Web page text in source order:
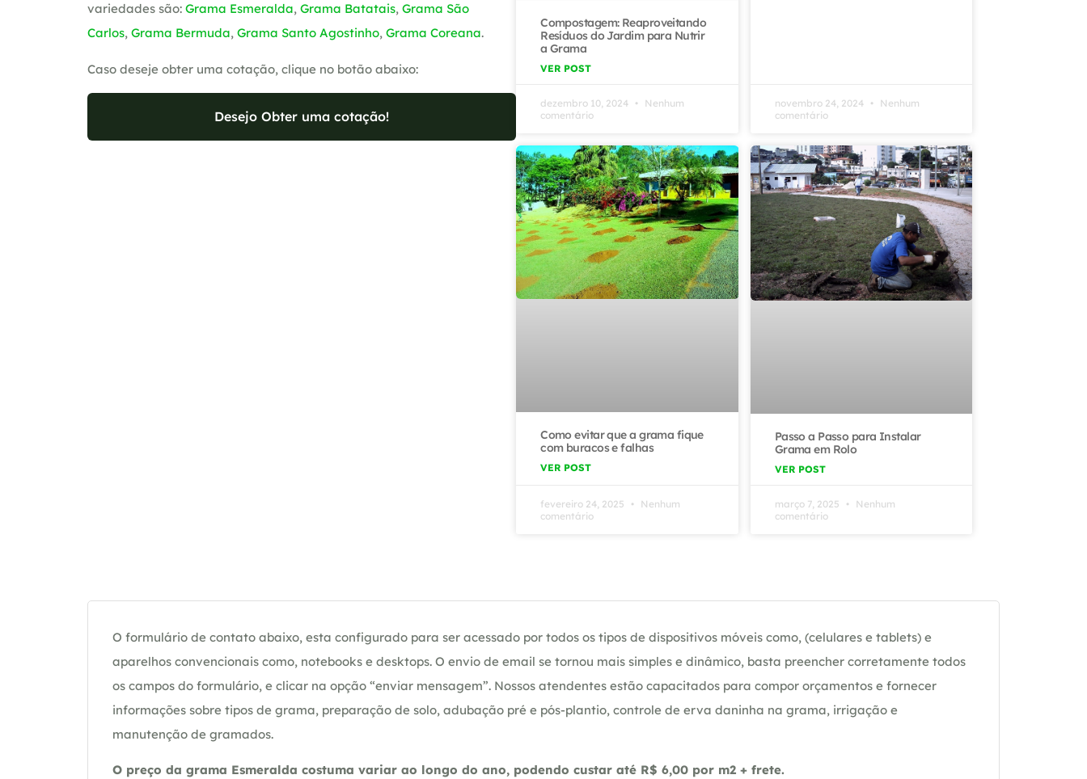
variedades são: Grama Esmeralda, Grama Batatais, Grama São
Carlos, Grama Bermuda, Grama Santo Agostinho, Grama Coreana.
Caso deseje obter uma cotação, clique no botão abaixo:
Desejo Obter uma cotação!
Compostagem: Reaproveitando
Resíduos do Jardim para Nutrir
a Grama
VER POST
dezembro 10, 2024
Nenhum
comentário
novembro 24, 2024
Nenhum
comentário
Como evitar que a grama fique
com buracos e falhas
VER POST
fevereiro 24, 2025
Nenhum
comentário
Passo a Passo para Instalar
Grama em Rolo
VER POST
março 7, 2025
Nenhum
comentário
O formulário de contato abaixo, esta configurado para ser acessado por todos os tipos de dispositivos móveis como, (celulares e tablets) e
aparelhos convencionais como, notebooks e desktops. O envio de email se tornou mais simples e dinâmico, basta preencher corretamente todos
os campos do formulário, e clicar na opção “enviar mensagem”. Nossos atendentes estão capacitados para compor orçamentos e fornecer
informações sobre tipos de grama, preparação de solo, adubação pré e pós-plantio, controle de erva daninha na grama, irrigação e
manutenção de gramados.
O preço da grama Esmeralda costuma variar ao longo do ano, podendo custar até R$ 6,00 por m2 + frete.